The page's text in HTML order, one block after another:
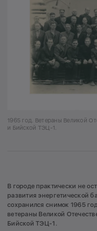
1965 год. Ветераны Великой
и Бийской ТЭЦ-1.
В городе практически не
развития энергетической
сохранился снимок 1965
ветераны Великой
Бийской ТЭЦ-1.